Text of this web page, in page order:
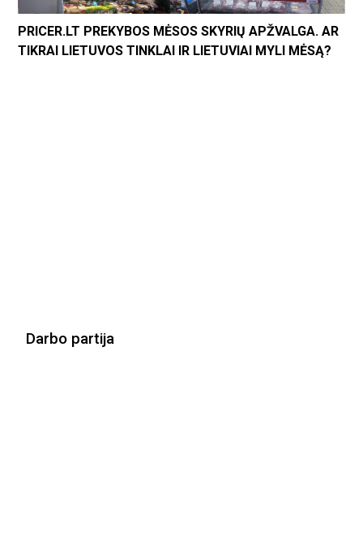
PRICER.LT PREKYBOS MĖSOS SKYRIŲ APŽVALGA. AR
TIKRAI LIETUVOS TINKLAI IR LIETUVIAI MYLI MĖSĄ?
Darbo partija